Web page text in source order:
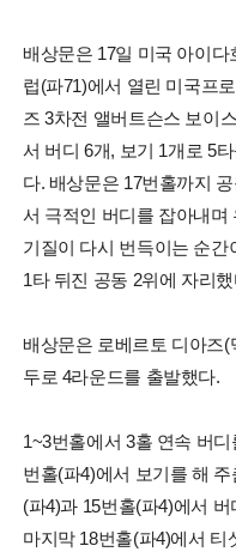
배상문은 17일 미국 아이
럽(파71)에서 열린 미국프
즈 3차전 앨버트슨스 보이
서 버디 6개, 보기 1개로 5
다. 배상문은 17번홀까지
서 극적인 버디를 잡아내
기질이 다시 번득이는 순간
1타 뒤진 공동 2위에 자리
배상문은 로베르토 디아즈
두로 4라운드를 출발했다.
1~3번홀에서 3홀 연속 버
번홀(파4)에서 보기를 해
(파4)과 15번홀(파4)에서
마지막 18번홀(파4)에서